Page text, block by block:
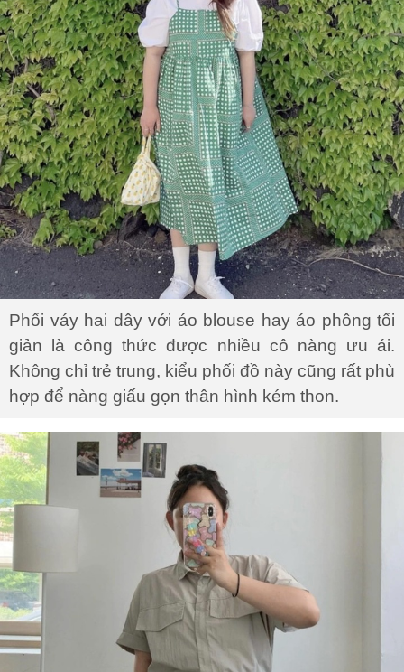
Phối váy hai dây với áo blouse hay áo phông tối
giản là công thức được nhiều cô nàng ưu ái.
Không chỉ trẻ trung, kiểu phối đồ này cũng rất phù
hợp để nàng giấu gọn thân hình kém thon.